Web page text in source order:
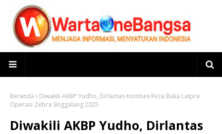
Beranda
Diwakili AKBP Yudho, Dirlantas Kombes Reza Buka Latpra
Operasi Zebra Singgalang 2025
Diwakili AKBP Yudho, Dirlantas